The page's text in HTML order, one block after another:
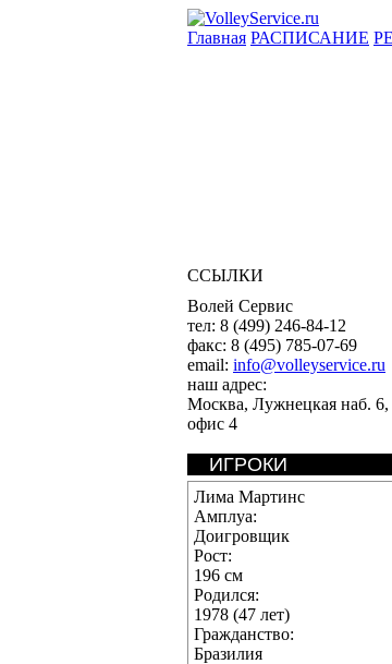
Главная РАСПИСАНИЕ
ССЫЛКИ
Волей Сервис
тел: 8 (499) 246-84-12
факс: 8 (495) 785-07-69
email: info@volleyservice.ru
наш адрес:
Москва, Лужнецкая наб. 6,
офис 4
ИГРОКИ
Лима Мартинс
Амплуа:
Доигровщик
Рост:
196 см
Родился:
1978 (47 лет)
Гражданство:
Бразилия